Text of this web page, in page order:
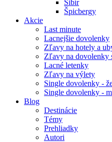
Sibír
Špicbergy
Akcie
Last minute
Lacnejšie dovolenky
Zľavy na hotely a
Zľavy na dovolenky
Lacné letenky
Zľavy na výlety
Single dovolenky -
Single dovolenky -
Blog
Destinácie
Témy
Prehliadky
Autori